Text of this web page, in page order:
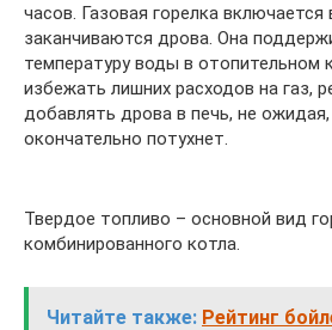
часов. Газовая горелка
заканчиваются дрова. Она
температуру воды в отопительном
избежать лишних расходов на газ,
добавлять дрова в печь, не ожидая,
окончательно потухнет.
Твердое топливо – основной вид
комбинированного котла.
Читайте также: Рейтинг